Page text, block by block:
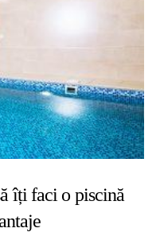
îți faci o piscină